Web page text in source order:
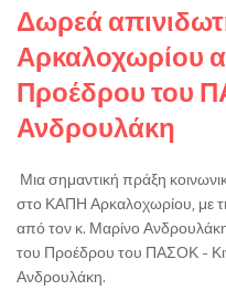
Δωρεά
Αρκαλοχωρίου
Προέδρου του
Ανδρουλάκη
Μια σημαντική πράξη
στο ΚΑΠΗ Αρκαλοχωρίου, με
από τον κ. Μαρίνο
του Προέδρου του ΠΑΣΟΚ -
Ανδρουλάκη.